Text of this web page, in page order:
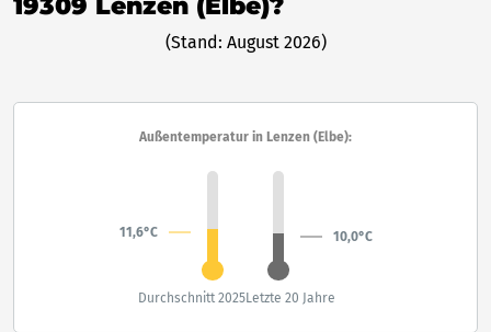
(Stand: August 2026)
Außentemperatur in Lenzen (Elbe):
11,6°C 10,0°C
Durchschnitt 2025Letzte 20 Jahre